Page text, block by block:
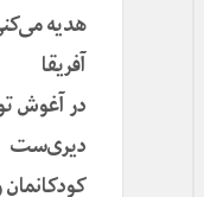
هدیه
آفریقا
در آغوش
دیری‌ست
کودکانمان